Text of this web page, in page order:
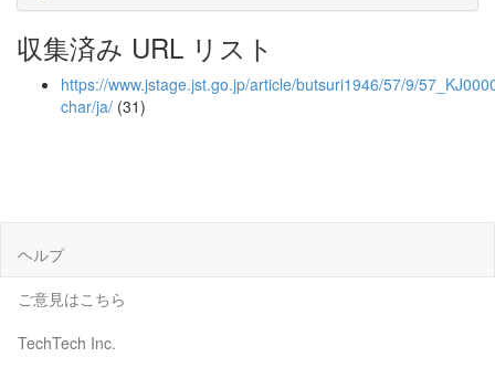
収集済み URL リスト
https://www.jstage.jst.go.jp/article/butsuri1946/57/9/
char/ja/ (31)
ヘルプ
ご意見はこちら
TechTech Inc.